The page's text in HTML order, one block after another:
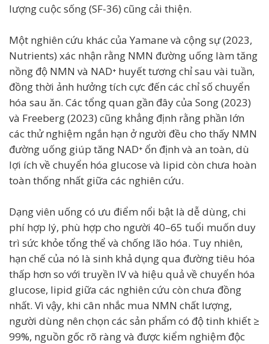
lượng cuộc sống (SF-36) cũng cải thiện.
Một nghiên cứu khác của Yamane và cộng sự (2023,
Nutrients) xác nhận rằng NMN đường uống làm tăng
nồng độ NMN và NAD⁺ huyết tương chỉ sau vài tuần,
đồng thời ảnh hưởng tích cực đến các chỉ số chuyển
hóa sau ăn. Các tổng quan gần đây của Song (2023)
và Freeberg (2023) cũng khẳng định rằng phần lớn
các thử nghiệm ngắn hạn ở người đều cho thấy NMN
đường uống giúp tăng NAD⁺ ổn định và an toàn, dù
lợi ích về chuyển hóa glucose và lipid còn chưa hoàn
toàn thống nhất giữa các nghiên cứu.
Dạng viên uống có ưu điểm nổi bật là dễ dùng, chi
phí hợp lý, phù hợp cho người 40–65 tuổi muốn duy
trì sức khỏe tổng thể và chống lão hóa. Tuy nhiên,
hạn chế của nó là sinh khả dụng qua đường tiêu hóa
thấp hơn so với truyền IV và hiệu quả về chuyển hóa
glucose, lipid giữa các nghiên cứu còn chưa đồng
nhất. Vì vậy, khi cân nhắc mua NMN chất lượng,
người dùng nên chọn các sản phẩm có độ tinh khiết ≥
99%, nguồn gốc rõ ràng và được kiểm nghiệm độc